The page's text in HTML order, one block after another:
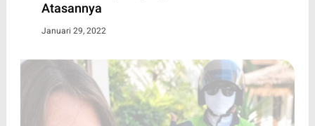
Atasannya
Januari 29, 2022